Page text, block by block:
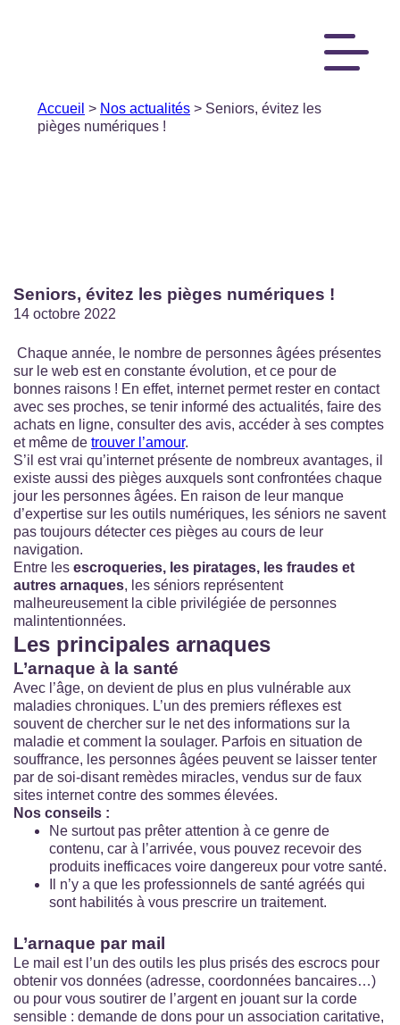
Accueil > Nos actualités > Seniors, évitez les
pièges numériques !
Seniors, évitez les pièges numériques !
14 octobre 2022
Chaque année, le nombre de personnes âgées présentes
sur le web est en constante évolution, et ce pour de
bonnes raisons ! En effet, internet permet rester en contact
avec ses proches, se tenir informé des actualités, faire des
achats en ligne, consulter des avis, accéder à ses comptes
et même de trouver l’amour.
S’il est vrai qu’internet présente de nombreux avantages, il
existe aussi des pièges auxquels sont confrontées chaque
jour les personnes âgées. En raison de leur manque
d’expertise sur les outils numériques, les séniors ne savent
pas toujours détecter ces pièges au cours de leur
navigation.
Entre les escroqueries, les piratages, les fraudes et
autres arnaques, les séniors représentent
malheureusement la cible privilégiée de personnes
malintentionnées.
Les principales arnaques
L’arnaque à la santé
Avec l’âge, on devient de plus en plus vulnérable aux
maladies chroniques. L’un des premiers réflexes est
souvent de chercher sur le net des informations sur la
maladie et comment la soulager. Parfois en situation de
souffrance, les personnes âgées peuvent se laisser tenter
par de soi-disant remèdes miracles, vendus sur de faux
sites internet contre des sommes élevées.
Nos conseils :
Ne surtout pas prêter attention à ce genre de
contenu, car à l’arrivée, vous pouvez recevoir des
produits inefficaces voire dangereux pour votre santé.
Il n’y a que les professionnels de santé agréés qui
sont habilités à vous prescrire un traitement.
L’arnaque par mail
Le mail est l’un des outils les plus prisés des escrocs pour
obtenir vos données (adresse, coordonnées bancaires…)
ou pour vous soutirer de l’argent en jouant sur la corde
sensible : demande de dons pour un association caritative,